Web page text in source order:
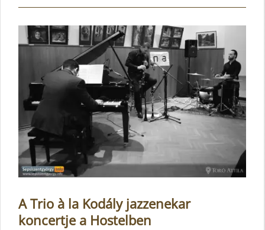
A Trio à la Kodály jazzenekar
koncertje a Hostelben